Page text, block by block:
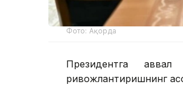
Фото: Ақорда
Президентга
ривожлантиришнинг